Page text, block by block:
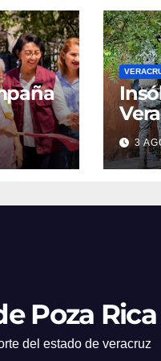
3
Poza Rica
del estado de veracruz